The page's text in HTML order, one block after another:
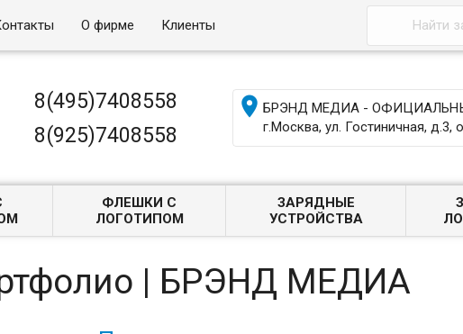
О фирме Клиенты
8(495)7408558
8(925)7408558
БРЭНД МЕДИА -
г.Москва, ул. Гостиничная,
ФЛЕШКИ С
ЛОГОТИПОМ
ЗАРЯДНЫЕ
УСТРОЙСТВА
| БРЭНД МЕДИА